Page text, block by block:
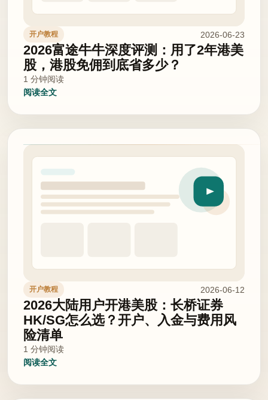
开户教程 2026-06-23
2026富途牛牛深度评测：用了2年港美
股，港股免佣到底省多少？
1 分钟阅读
阅读全文
开户教程 2026-06-12
2026大陆用户开港美股：长桥证券
HK/SG怎么选？开户、入金与费用风
险清单
1 分钟阅读
阅读全文